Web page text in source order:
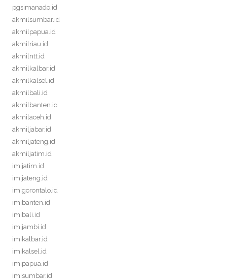
pgsimanado.id
akmilsumbar.id
akmilpapua.id
akmilriau.id
akmilntt.id
akmilkalbar.id
akmilkalsel.id
akmilbali.id
akmilbanten.id
akmilaceh.id
akmiljabar.id
akmiljateng.id
akmiljatim.id
imijatim.id
imijateng.id
imigorontalo.id
imibanten.id
imibali.id
imijambi.id
imikalbar.id
imikalsel.id
imipapua.id
imisumbar.id